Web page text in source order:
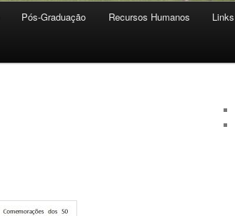
Pós-Graduação Recursos Humanos Links